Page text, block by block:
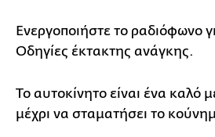
Ενεργοποιήστε το ραδιόφωνο
Οδηγίες έκτακτης ανάγκης.
Το αυτοκίνητο είναι ένα καλό
μέχρι να σταματήσει το